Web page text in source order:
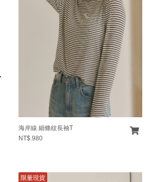
海岸線 細條紋長袖T
NT$.980
限量現貨